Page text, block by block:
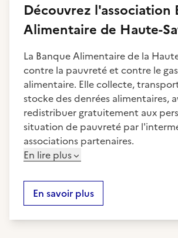
Découvrez l'association
Alimentaire de Haute-
La Banque Alimentaire de la
contre la pauvreté et contre le
alimentaire. Elle collecte,
stocke des denrées alimentaires,
redistribuer gratuitement aux
situation de pauvreté par
associations partenaires.
En lire plus
En savoir plus